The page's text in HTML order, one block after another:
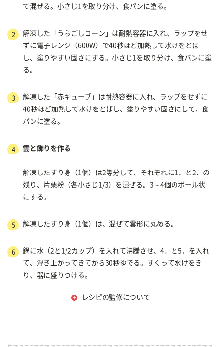
て混ぜる。小さじ1を取り分け、食パンに塗る。
2
解凍した「うらごしコーン」は耐熱容器に入れ、ラップをせ
ずに電子レンジ（600W）で40秒ほど加熱して水けをとば
し、塗りやすい固さにする。小さじ1を取り分け、食パンに塗
る。
3
解凍した「赤キューブ」は耐熱容器に入れ、ラップをせずに
40秒ほど加熱して水けをとばし、塗りやすい固さにして、食
パンに塗る。
4 雲と飾りを作る
解凍したすり身（1個）は2等分して、それぞれに1．と2．の
残り、片栗粉（各小さじ1/3）を混ぜる。3～4個のボール状
にする。
5 解凍したすり身（1個）は、混ぜて雲形に丸める。
6
鍋に水（2と1/2カップ）を入れて沸騰させ、4．と5．を入れ
て、浮き上がってきてから30秒ゆでる。すくって水けをき
り、器に盛りつける。
レシピの監修について